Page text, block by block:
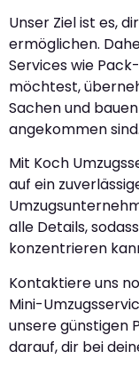
Unser Ziel ist es,
ermöglichen.
Services wie
möchtest,
Sachen und
angekommen sind.
Mit Koch
auf ein
alle Details,
konzentrieren
Kontaktiere uns
Mini-
unsere günstigen
darauf, dir bei